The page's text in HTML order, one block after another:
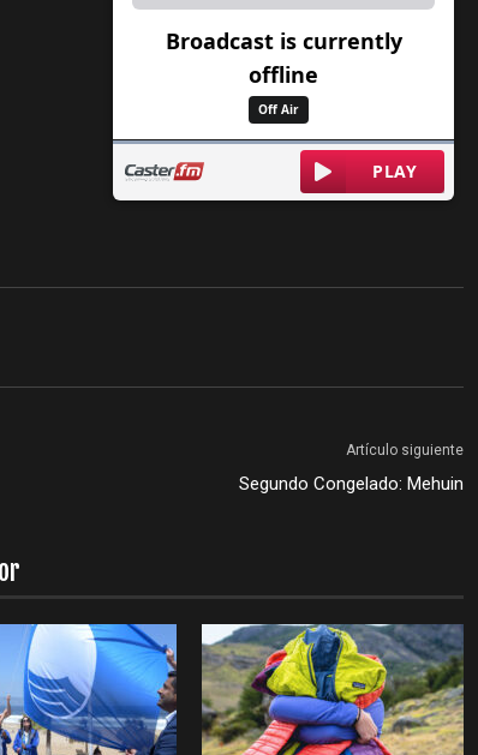
Artículo siguiente
Segundo Congelado: Mehuin